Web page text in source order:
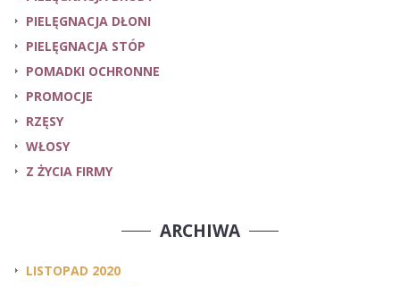
PIELĘGNACJA DŁONI
PIELĘGNACJA STÓP
POMADKI OCHRONNE
PROMOCJE
RZĘSY
WŁOSY
Z ŻYCIA FIRMY
ARCHIWA
LISTOPAD 2020